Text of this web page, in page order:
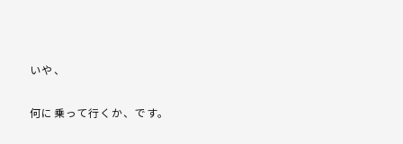
いや、
何に乗って行くか、です。